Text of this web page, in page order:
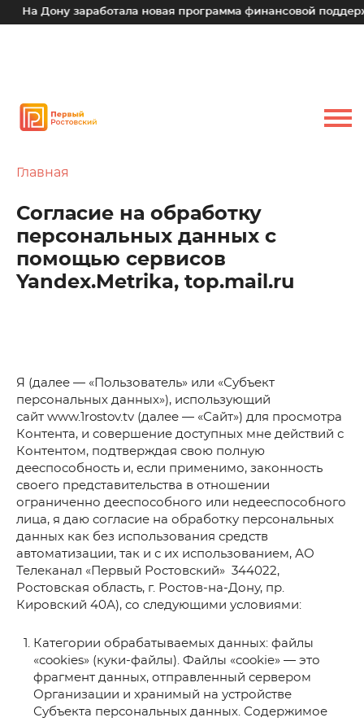
Дону заработала новая программа финансовой поддержки
Главная
Согласие на обработку
персональных данных с
помощью сервисов
Yandex.Metrika, top.mail.ru
Я (далее — «Пользователь» или «Субъект
персональных данных»), использующий
сайт www.1rostov.tv (далее — «Сайт») для просмотра
Контента, и совершение доступных мне действий с
Контентом, подтверждая свою полную
дееспособность и, если применимо, законность
своего представительства в отношении
ограниченно дееспособного или недееспособного
лица, я даю согласие на обработку персональных
данных как без использования средств
автоматизации, так и с их использованием, АО
Телеканал «Первый Ростовский» 344022,
Ростовская область, г. Ростов-на-Дону, пр.
Кировский 40А), со следующими условиями:
Категории обрабатываемых данных: файлы
«cookies» (куки-файлы). Файлы «cookie» — это
фрагмент данных, отправленный сервером
Организации и хранимый на устройстве
Субъекта персональных данных. Содержимое